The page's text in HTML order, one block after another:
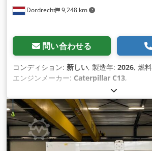
Dordrecht 9,248 km
問い合わせる
コンディション: 新しい, 製造年: 2026, 燃
エンジンメーカー: Caterpillar C13,